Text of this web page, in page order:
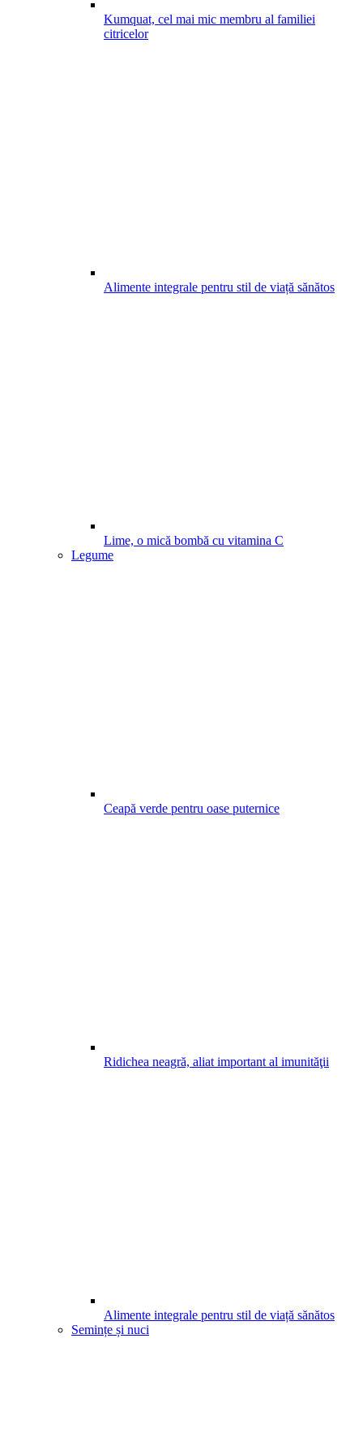
Kumquat, cel mai mic membru al familiei
citricelor
Alimente integrale pentru stil de viață sănătos
Lime, o mică bombă cu vitamina C
Legume
Ceapă verde pentru oase puternice
Ridichea neagră, aliat important al imunităţii
Alimente integrale pentru stil de viață sănătos
Semințe și nuci